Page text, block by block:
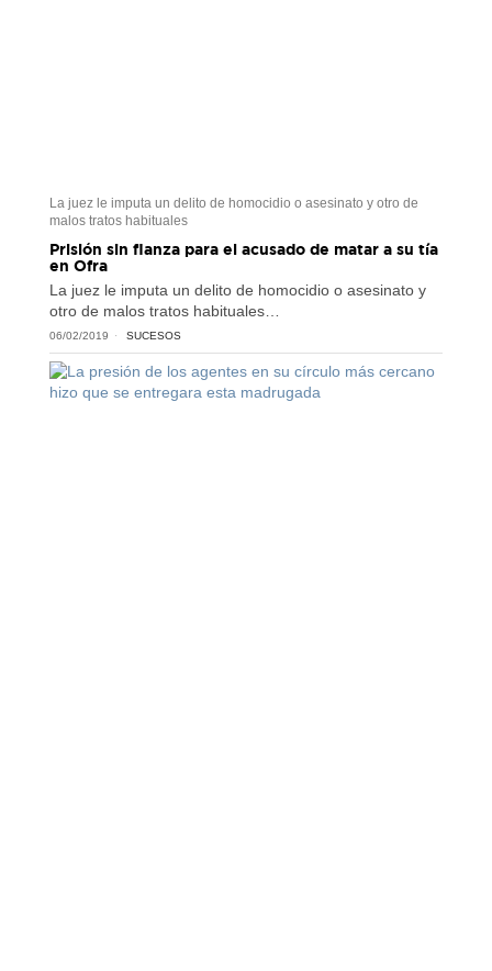
La juez le imputa un delito de homocidio o asesinato y otro de
malos tratos habituales
Prisión sin fianza para el acusado de matar a su tía
en Ofra
La juez le imputa un delito de homocidio o asesinato y
otro de malos tratos habituales…
06/02/2019 SUCESOS